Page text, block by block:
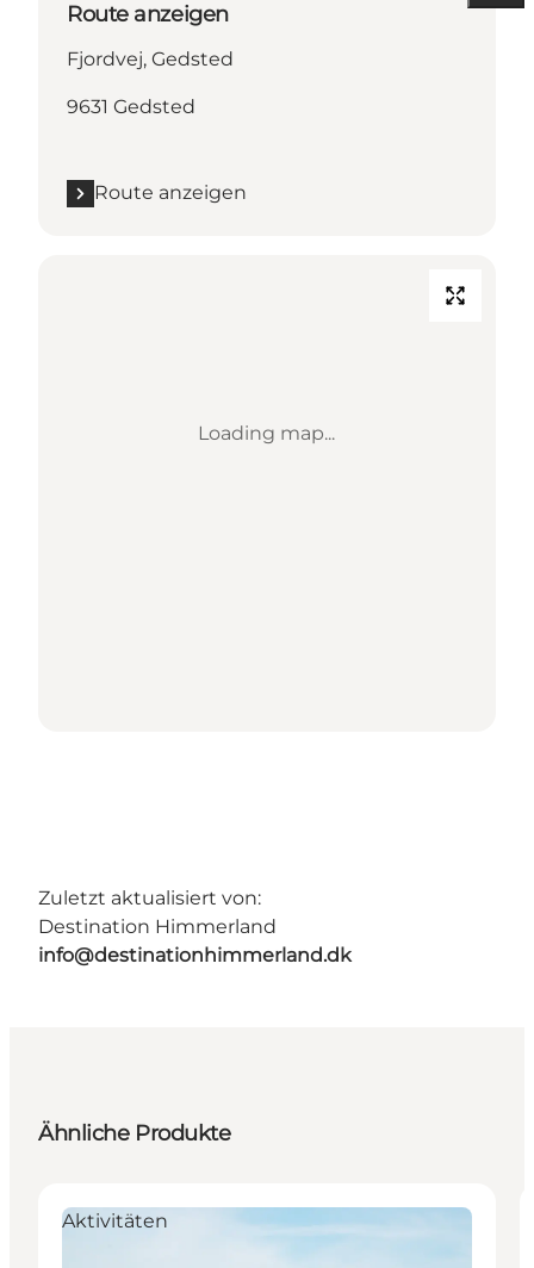
Route anzeigen
Fjordvej, Gedsted
9631 Gedsted
Route anzeigen
Loading map...
Zuletzt aktualisiert von:
Destination Himmerland
info@destinationhimmerland.dk
Ähnliche Produkte
Aktivitäten